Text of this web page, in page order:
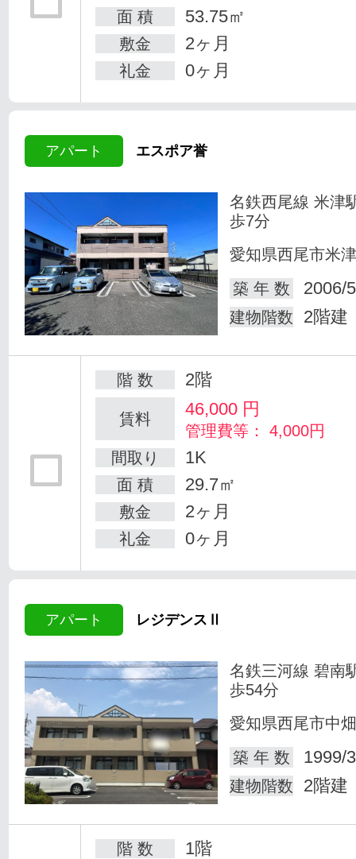
面 積 53.75㎡
敷金 2ヶ月
礼金 0ヶ月
アパート エスポア誉
名鉄西尾線 米津
歩7分
愛知県西尾市米
築 年 数
2006/
建物階数 2階建
階 数 2階
賃料 46,000 円
管理費等： 4,000円
間取り
1K
面 積 29.7㎡
敷金 2ヶ月
礼金 0ヶ月
アパート レジデンスⅡ
名鉄三河線 碧南
歩54分
愛知県西尾市中畑
築 年 数
1999/
建物階数 2階建
階 数 1階